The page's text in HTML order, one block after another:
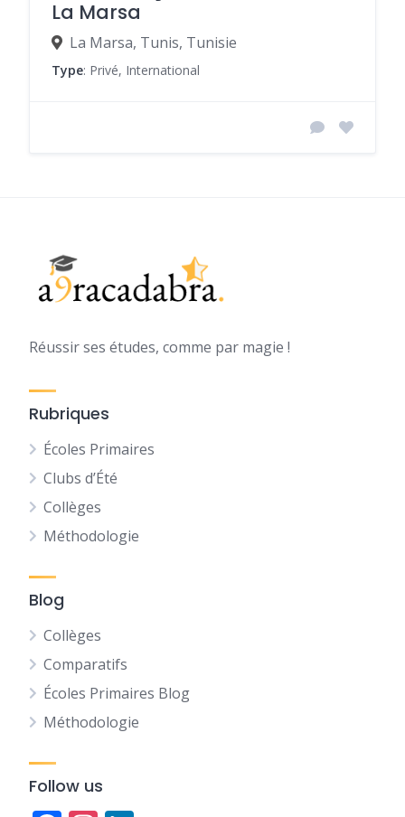
La Marsa
La Marsa, Tunis, Tunisie
Type: Privé, International
Réussir ses études, comme par magie !
Rubriques
Écoles Primaires
Clubs d’Été
Collèges
Méthodologie
Blog
Collèges
Comparatifs
Écoles Primaires Blog
Méthodologie
Follow us